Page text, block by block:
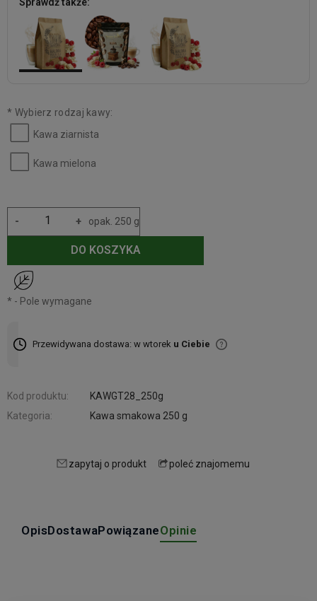
* Wybierz rodzaj kawy:
Kawa ziarnista
Kawa mielona
+
- opak. 250 g
DO KOSZYKA
* - Pole wymagane
Przewidywana dostawa: w wtorek u Ciebie
Kod produktu:
KAWGT28_250g
Kategoria:
Kawa smakowa 250 g
zapytaj o produkt poleć znajomemu
OpisDostawaPowiązaneOpinie